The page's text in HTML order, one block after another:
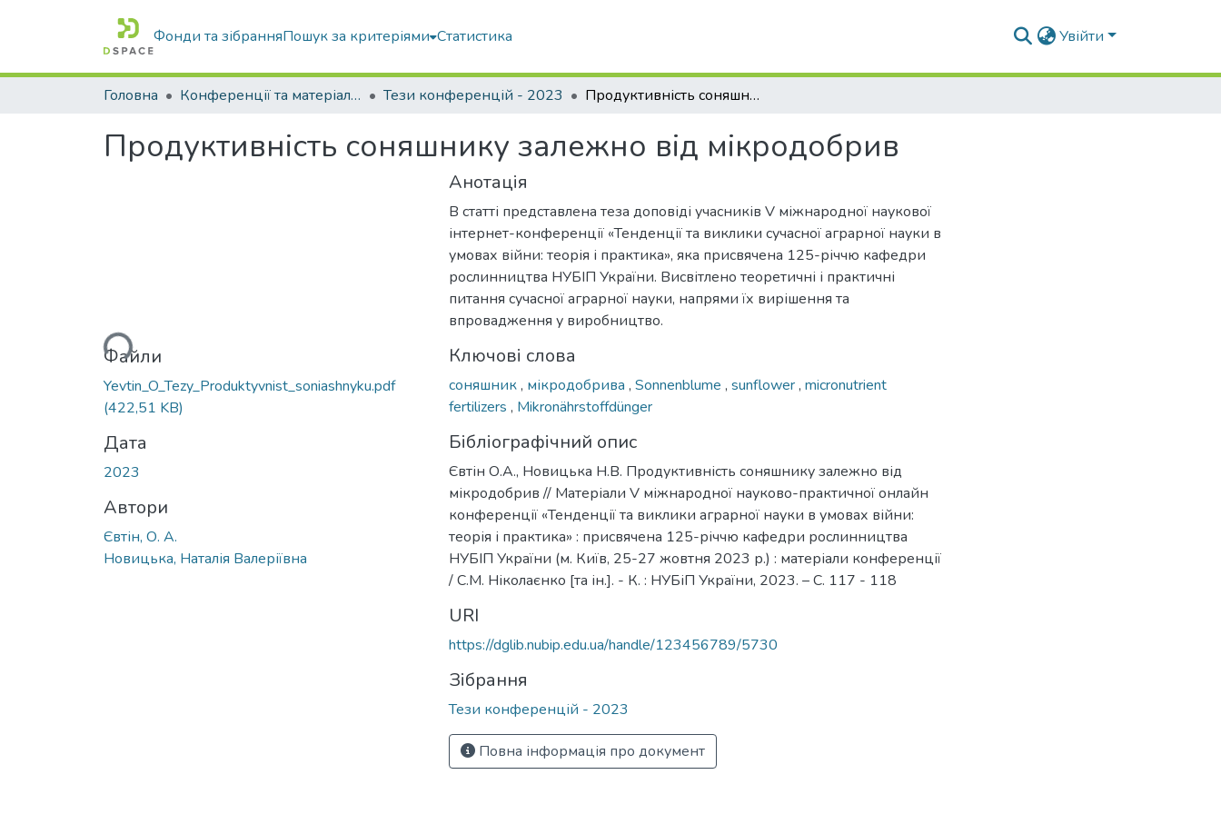
Фонди та зібранняПошук за критеріями Статистика Увійти
Головна Конференції та матеріали конференцій Тези конференцій - 2023 Продуктивність соняшнику залежно від мікродобрив
Продуктивність соняшнику залежно від мікродобрив
Вантажиться...Файли
Yevtin_O_Tezy_Produktyvnist_soniashnyku.pdf
(422,51 KB)
Дата
2023
Автори
Євтін, О. А.
Новицька, Наталія Валеріївна
Анотація
В статті представлена теза доповіді учасників V міжнародної наукової
інтернет-конференції «Тенденції та виклики сучасної аграрної науки в
умовах війни: теорія і практика», яка присвячена 125-річчю кафедри
рослинництва НУБІП України. Висвітлено теоретичні і практичні
питання сучасної аграрної науки, напрями їх вирішення та
впровадження у виробництво.
Ключові слова
соняшник, мікродобрива , Sonnenblume , sunflower, micronutrient
fertilizers , Mikronährstoffdünger
Бібліографічний опис
Євтін О.А., Новицька Н.В. Продуктивність соняшнику залежно від
мікродобрив // Матеріали V міжнародної науково-практичної онлайн
конференції «Тенденції та виклики аграрної науки в умовах війни:
теорія і практика» : присвячена 125-річчю кафедри рослинництва
НУБІП України (м. Київ, 25-27 жовтня 2023 р.) : матеріали конференції
/ С.М. Ніколаєнко [та ін.]. - К. : НУБіП України, 2023. – С. 117 - 118
URI
https://dglib.nubip.edu.ua/handle/123456789/5730
Зібрання
Тези конференцій - 2023
Повна інформація про документ